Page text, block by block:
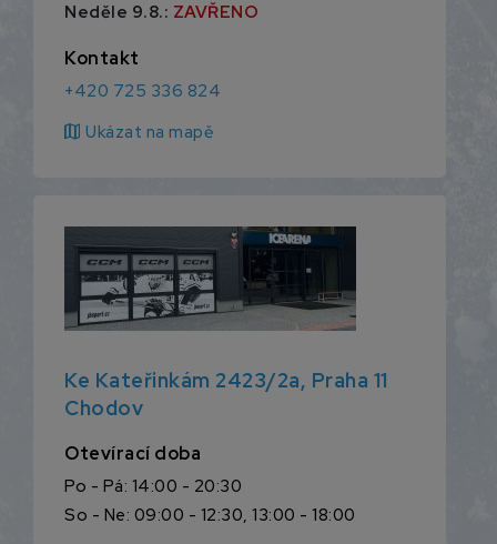
Neděle 9.8.: ZAVŘENO
Kontakt
+420 725 336 824
map Ukázat na mapě
Ke Kateřinkám 2423/2a, Praha 11
Chodov
Otevírací doba
Po - Pá: 14:00 - 20:30
So - Ne: 09:00 - 12:30, 13:00 - 18:00